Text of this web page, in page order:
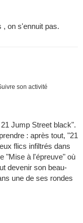
, on s'ennuit pas.
son activité
Jump Street black".
: après tout, "21
flics infiltrés dans
"Mise à l'épreuve" où
devenir son beau-
une de ses rondes